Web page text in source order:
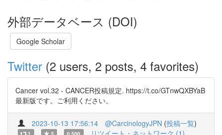
外部データベース (DOI)
Google Scholar
Twitter (2 users, 2 posts, 4 favorites)
Cancer vol.32 - CANCER投稿規定. https://t.co/GTnwQXBYaB
最新版です。ご利用ください。
2023-10-13 17:56:14 @CarcinologyJPN (投稿一覧)
リツイート・ネットワーク (1)